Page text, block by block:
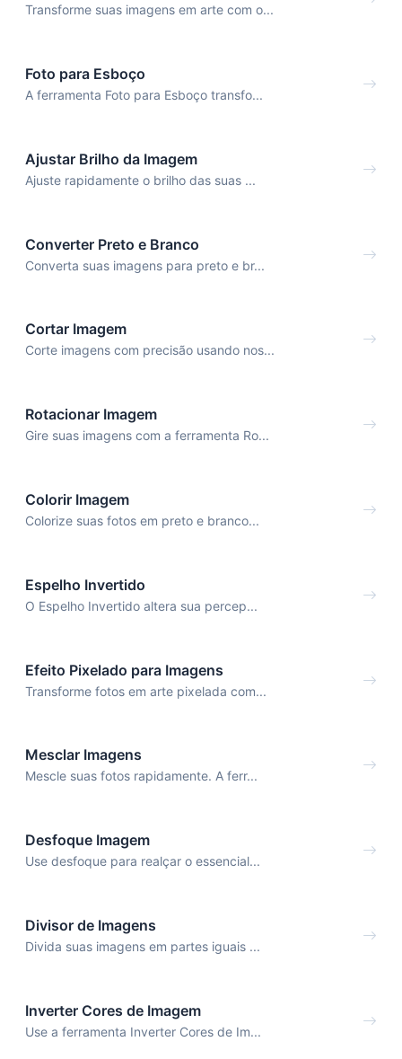
Transforme suas imagens em arte com o...
Foto para Esboço
A ferramenta Foto para Esboço transfo...
Ajustar Brilho da Imagem
Ajuste rapidamente o brilho das suas ...
Converter Preto e Branco
Converta suas imagens para preto e br...
Cortar Imagem
Corte imagens com precisão usando nos...
Rotacionar Imagem
Gire suas imagens com a ferramenta Ro...
Colorir Imagem
Colorize suas fotos em preto e branco...
Espelho Invertido
O Espelho Invertido altera sua percep...
Efeito Pixelado para Imagens
Transforme fotos em arte pixelada com...
Mesclar Imagens
Mescle suas fotos rapidamente. A ferr...
Desfoque Imagem
Use desfoque para realçar o essencial...
Divisor de Imagens
Divida suas imagens em partes iguais ...
Inverter Cores de Imagem
Use a ferramenta Inverter Cores de Im...